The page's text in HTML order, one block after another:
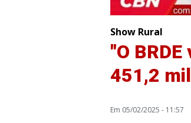
Show Rural
"O
451,2
Em 05/02/2025 - 11:57